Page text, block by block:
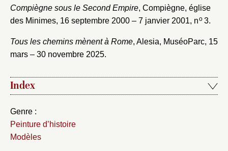
Compiègne sous le Second Empire, Compiègne, église
des Minimes, 16 septembre 2000 – 7 janvier 2001, no3.
Tous les chemins mènent à Rome, Alesia, MuséoParc, 15
mars – 30 novembre 2025.
Index
Genre :
Peinture d’histoire
Modèles